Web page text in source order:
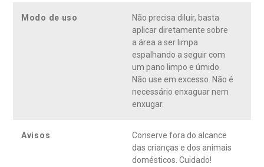
Modo de uso
Não precisa diluir, basta
aplicar diretamente sobre
a área a ser limpa
espalhando a seguir com
um pano limpo e úmido.
Não use em excesso. Não é
necessário enxaguar nem
enxugar.
Avisos
Conserve fora do alcance
das crianças e dos animais
domésticos. Cuidado!